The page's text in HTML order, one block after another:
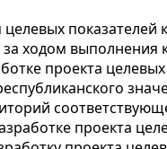
ходом
проекта
проекта